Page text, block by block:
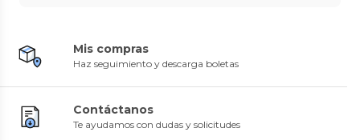
Mis compras
Haz seguimiento y descarga boletas
Contáctanos
Te ayudamos con dudas y solicitudes